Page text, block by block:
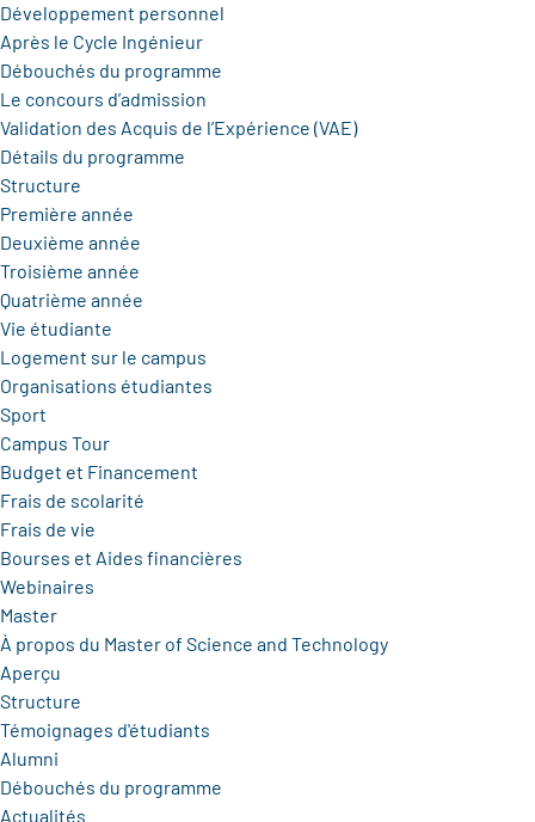
Développement personnel
Après le Cycle Ingénieur
Débouchés du programme
Le concours d’admission
Validation des Acquis de l’Expérience (VAE)
Détails du programme
Structure
Première année
Deuxième année
Troisième année
Quatrième année
Vie étudiante
Logement sur le campus
Organisations étudiantes
Sport
Campus Tour
Budget et Financement
Frais de scolarité
Frais de vie
Bourses et Aides financières
Webinaires
Master
À propos du Master of Science and Technology
Aperçu
Structure
Témoignages d'étudiants
Alumni
Débouchés du programme
Actualités